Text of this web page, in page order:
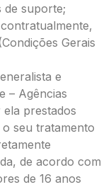
de suporte;
Gerais
e
– Agências
prestados
seu tratamento
de acordo com
de 16 anos